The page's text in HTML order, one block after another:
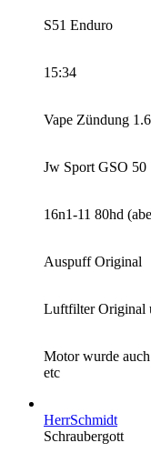
S51 Enduro
15:34
Vape Zündung
Jw Sport GSO 50
16n1-11 80hd
Auspuff Original
Luftfilter Original
Motor wurde
etc
HerrSchmidt
Schraubergott